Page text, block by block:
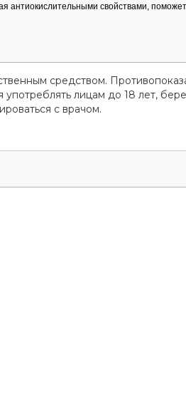
свойствами,
средством.
употреблять лицам до 18 лет,
с врачом.